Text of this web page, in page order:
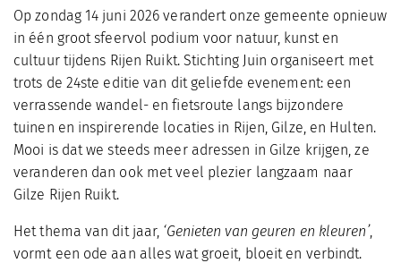
Op zondag 14 juni 2026 verandert onze gemeente opnieuw
in één groot sfeervol podium voor natuur, kunst en
cultuur tijdens Rijen Ruikt. Stichting Juin organiseert met
trots de 24ste editie van dit geliefde evenement: een
verrassende wandel- en fietsroute langs bijzondere
tuinen en inspirerende locaties in Rijen, Gilze, en Hulten.
Mooi is dat we steeds meer adressen in Gilze krijgen, ze
veranderen dan ook met veel plezier langzaam naar
Gilze Rijen Ruikt.
Het thema van dit jaar, ‘Genieten van geuren en kleuren’,
vormt een ode aan alles wat groeit, bloeit en verbindt.